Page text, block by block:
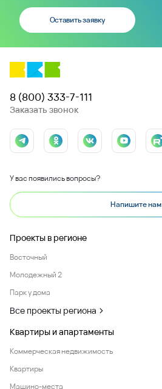
Оставить заявку
8 (800) 333-7-111
Заказать звонок
У вас появились вопросы?
Напишите нам
Проекты в регионе
Восточный
Молодежный 2
Парк у дома
Все проекты региона
Квартиры и апартаменты
Коммерческая недвижимость
Квартиры
Машино-места